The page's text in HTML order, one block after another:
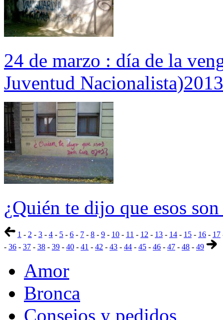
24 de marzo : día de la
Juventud Nacionalista)2013
¿Quién te dijo que esos
1 - 2 - 3 - 4 - 5 - 6 - 7 - 8 - 9 - 10 - 11 - 12 - 13 - 14 - 15 - 16 - 17
- 36 - 37 - 38 - 39 - 40 - 41 - 42 - 43 - 44 - 45 - 46 - 47 - 48 - 49
Amor
Bronca
Consejos y pedidos